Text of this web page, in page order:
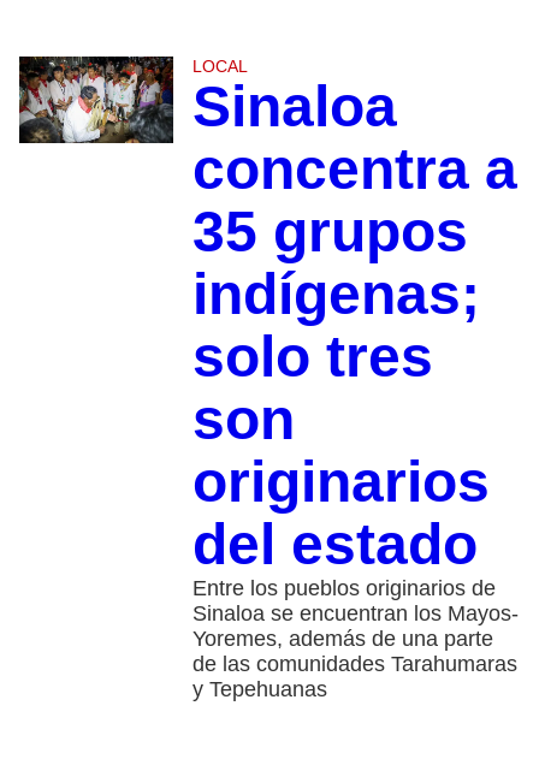
LOCAL
Sinaloa
concentra a
35 grupos
indígenas;
solo tres
son
originarios
del estado
Entre los pueblos originarios de
Sinaloa se encuentran los Mayos-
Yoremes, además de una parte
de las comunidades Tarahumaras
y Tepehuanas